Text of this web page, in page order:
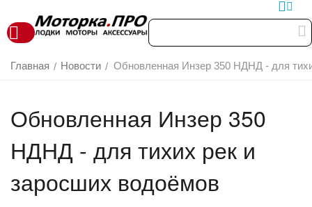
Главная / Новости / Обновленная Инзер 350 НДНД - для
Обновленная Инзер 350
НДНД - для тихих рек и
заросших водоёмов